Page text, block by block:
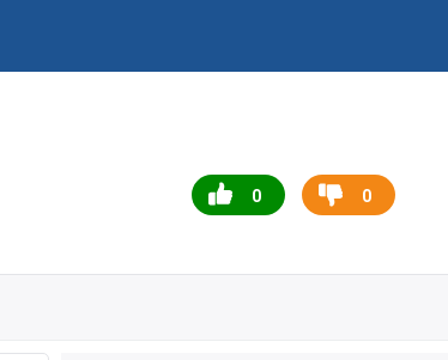
0 0